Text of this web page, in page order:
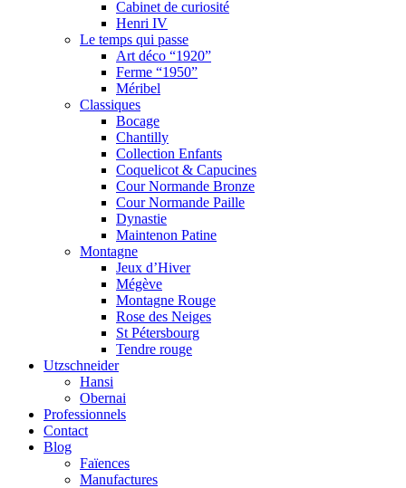
Cabinet de curiosité
Henri IV
Le temps qui passe
Art déco “1920”
Ferme “1950”
Méribel
Classiques
Bocage
Chantilly
Collection Enfants
Coquelicot & Capucines
Cour Normande Bronze
Cour Normande Paille
Dynastie
Maintenon Patine
Montagne
Jeux d’Hiver
Mégève
Montagne Rouge
Rose des Neiges
St Pétersbourg
Tendre rouge
Utzschneider
Hansi
Obernai
Professionnels
Contact
Blog
Faïences
Manufactures